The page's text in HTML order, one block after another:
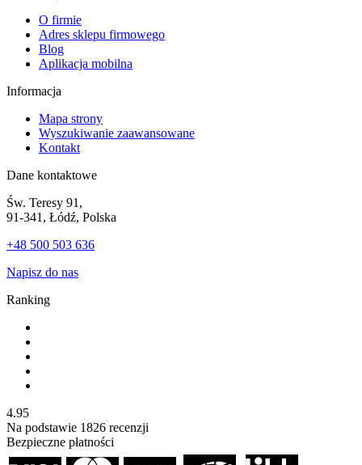
O firmie
Adres sklepu firmowego
Blog
Aplikacja mobilna
Informacja
Mapa strony
Wyszukiwanie zaawansowane
Kontakt
Dane kontaktowe
Św. Teresy 91,
91-341, Łódź, Polska
+48 500 503 636
Napisz do nas
Ranking
4.95
Na podstawie 1826 recenzji
Bezpieczne płatności